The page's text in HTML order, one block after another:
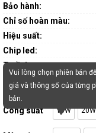
Bảo hành:
Chỉ số hoàn màu:
Hiệu suất:
Chip led:
Tuổi thọ:
Vui lòng chọn phiên bản
giá và thông số của từng
bản.
Công suất 10W 20W